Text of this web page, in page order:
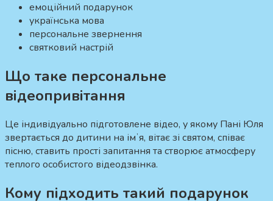
емоційний подарунок
українська мова
персональне звернення
святковий настрій
Що таке персональне
відеопривітання
Це індивідуально підготовлене відео, у якому Пані Юля
звертається до дитини на імʼя, вітає зі святом, співає
пісню, ставить прості запитання та створює атмосферу
теплого особистого відеодзвінка.
Кому підходить такий подарунок